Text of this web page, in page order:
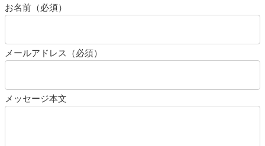
お名前（必須）
メールアドレス（必須）
メッセージ本文